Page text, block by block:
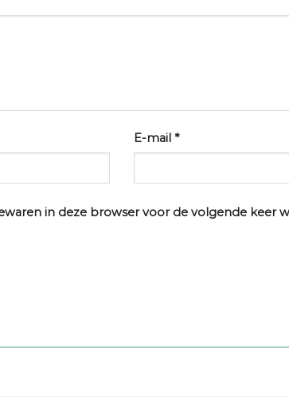
E-mail*
in deze browser voor de volgende keer